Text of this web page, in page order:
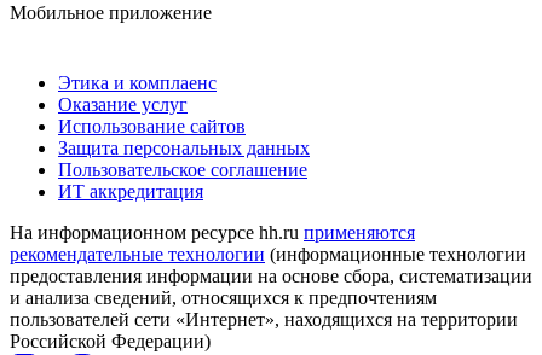
Мобильное приложение
Этика и комплаенс
Оказание услуг
Использование сайтов
Защита персональных данных
Пользовательское соглашение
ИТ аккредитация
На информационном ресурсе hh.ru применяются
рекомендательные технологии (информационные технологии
предоставления информации на основе сбора, систематизации
и анализа сведений, относящихся к предпочтениям
пользователей сети «Интернет», находящихся на территории
Российской Федерации)